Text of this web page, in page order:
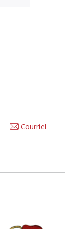
Courriel